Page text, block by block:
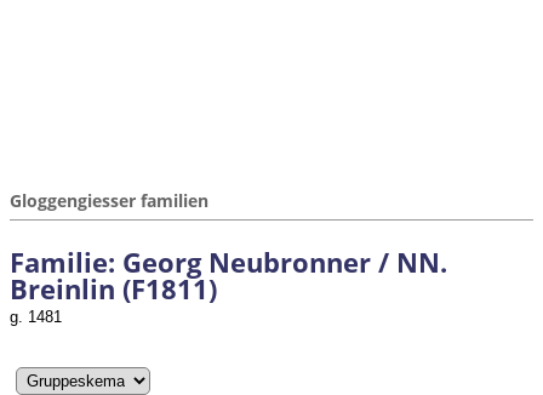
Gloggengiesser familien
Familie: Georg Neubronner / NN.
Breinlin (F1811)
g. 1481